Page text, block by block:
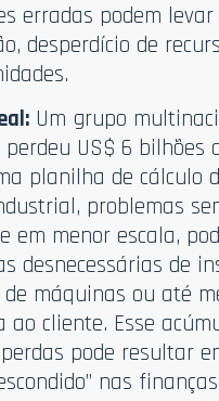
erradas podem levar
desperdício de
Um grupo
US$ 6 bilhões
planilha de cálculo
problemas
em menor escala,
desnecessárias de
de máquinas ou até
ao cliente. Esse
pode resultar
nas